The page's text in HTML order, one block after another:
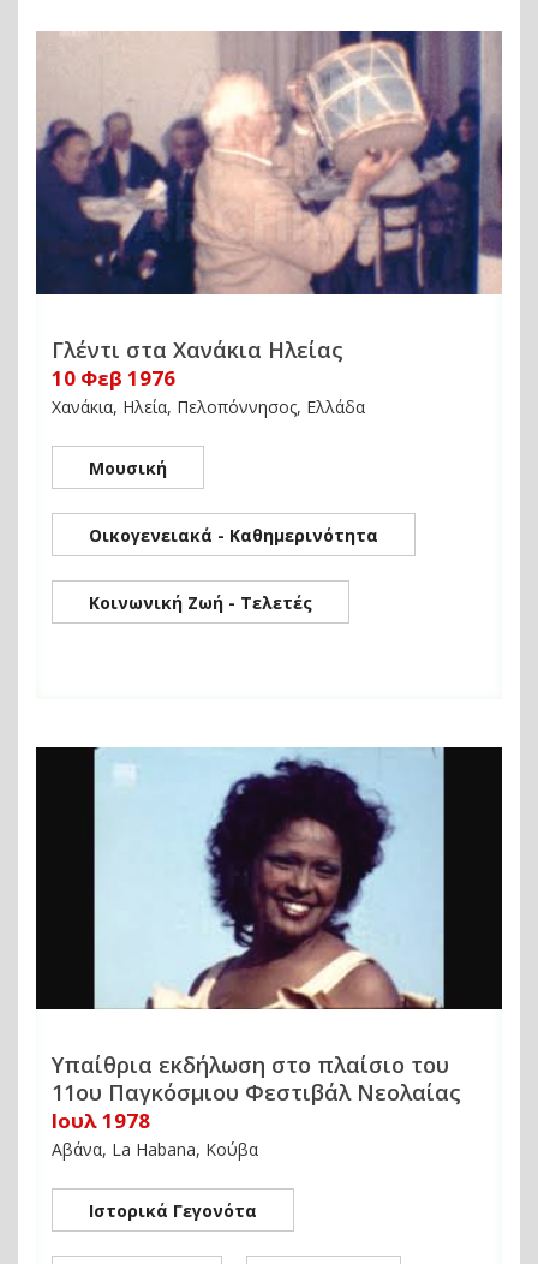
Γλέντι στα Χανάκια Ηλείας
10 Φεβ 1976
Χανάκια, Ηλεία, Πελοπόννησος, Ελλάδα
Μουσική
Οικογενειακά - Καθημερινότητα
Κοινωνική Ζωή - Τελετές
Υπαίθρια εκδήλωση στο πλαίσιο του
11ου Παγκόσμιου Φεστιβάλ Νεολαίας
Ιουλ 1978
Αβάνα, La Habana, Κούβα
Ιστορικά Γεγονότα